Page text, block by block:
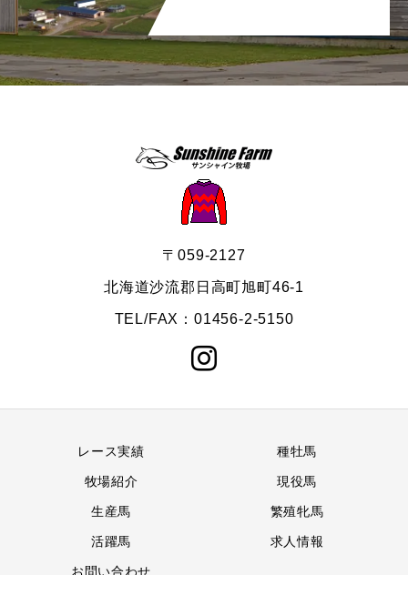
〒059-2127
北海道沙流郡日高町旭町46-1
TEL/FAX：01456-2-5150
レース実績 種牡馬
牧場紹介 現役馬
生産馬 繁殖牝馬
活躍馬 求人情報
お問い合わせ